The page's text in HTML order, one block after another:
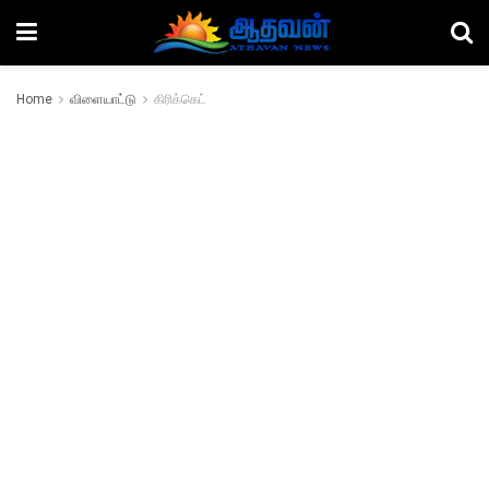
Home விளையாட்டு கிரிக்கெட்